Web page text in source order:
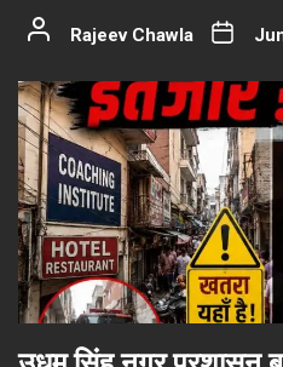
Rajeev Chawla